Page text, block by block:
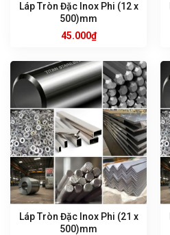
Láp Tròn Đặc Inox Phi (12 x
500)mm
45.000₫
Láp Tròn Đặc Inox Phi (21 x
500)mm